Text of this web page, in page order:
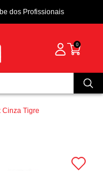
dos Profissionais
0
Cinza Tigre